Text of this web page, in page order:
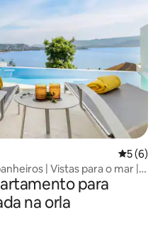
5 de
5 (6)
| Vistas para o mar |
para
na orla